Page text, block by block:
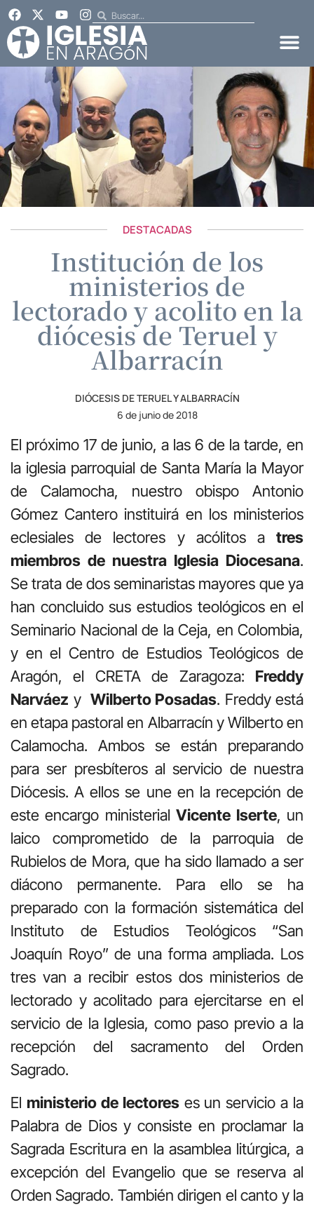
DESTACADAS
Institución de los
ministerios de
lectorado y acolito en la
diócesis de Teruel y
Albarracín
DIÓCESIS DE TERUEL Y ALBARRACÍN
6 de junio de 2018
El próximo 17 de junio, a las 6 de la tarde, en
la iglesia parroquial de Santa María la Mayor
de Calamocha, nuestro obispo Antonio
Gómez Cantero instituirá en los ministerios
eclesiales de lectores y acólitos a tres
miembros de nuestra Iglesia Diocesana.
Se trata de dos seminaristas mayores que ya
han concluido sus estudios teológicos en el
Seminario Nacional de la Ceja, en Colombia,
y en el Centro de Estudios Teológicos de
Aragón, el CRETA de Zaragoza: Freddy
Narváez y Wilberto Posadas. Freddy está
en etapa pastoral en Albarracín y Wilberto en
Calamocha. Ambos se están preparando
para ser presbíteros al servicio de nuestra
Diócesis. A ellos se une en la recepción de
este encargo ministerialVicente Iserte, un
laico comprometido de la parroquia de
Rubielos de Mora, que ha sido llamado a ser
diácono permanente. Para ello se ha
preparado con la formación sistemática del
Instituto de Estudios Teológicos “San
Joaquín Royo” de una forma ampliada. Los
tres van a recibir estos dos ministerios de
lectorado y acolitado para ejercitarse en el
servicio de la Iglesia, como paso previo a la
recepción del sacramento del Orden
Sagrado.
El ministerio de lectoreses un servicio a la
Palabra de Dios y consiste en proclamar la
Sagrada Escritura en la asamblea litúrgica, a
excepción del Evangelio que se reserva al
Orden Sagrado. También dirigen el canto y la